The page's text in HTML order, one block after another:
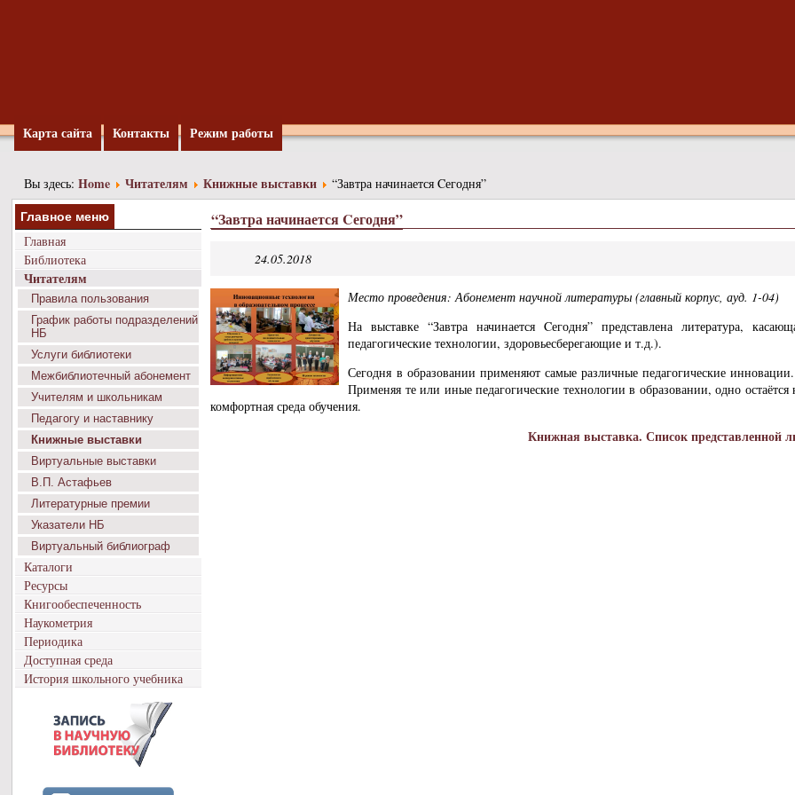
Карта сайта Контакты Режим работы
Вы здесь: Home Читателям Книжные выставки “Завтра начинается Cегодня”
Главное меню
Главная
Библиотека
Читателям
Правила пользования
График работы подразделений
НБ
Услуги библиотеки
Межбиблиотечный абонемент
Учителям и школьникам
Педагогу и наставнику
Книжные выставки
Виртуальные выставки
В.П. Астафьев
Литературные премии
Указатели НБ
Виртуальный библиограф
Каталоги
Ресурсы
Книгообеспеченность
Наукометрия
Периодика
Доступная среда
История школьного учебника
“Завтра начинается Cегодня”
24.05.2018
Место проведения: Абонемент научной литературы (главный корпус, ауд. 1-04)
На выставке “Завтра начинается Cегодня” представлена литература,
педагогические технологии, здоровьесберегающие и т.д.).
Сегодня в образовании применяют самые различные педагогические
Применяя те или иные педагогические технологии в образовании, одно
комфортная среда обучения.
Книжная выставка. Список представленной